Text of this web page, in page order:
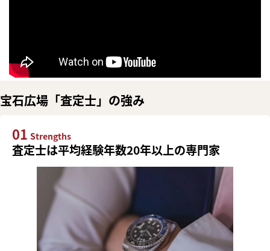
宝石広場「査定士」の強み
01 Strengths
査定士は平均経験年数20年以上の専門家